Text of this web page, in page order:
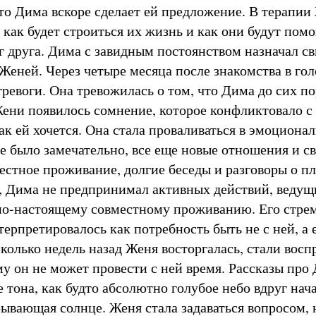
Дима вскоре сделает ей предложение. В
будет строиться их жизнь и как они будут
друга. Дима с завидным постоянством назначал
Через четыре месяца после знакомства в
Она тревожилась о том, что Дима до сих
появилось сомнение, которое конфликтовало
ей хочется. Она стала проваливаться в
было замечательно, все еще новые отношения и
проживание, долгие беседы и разговоры о
Дима не предпринимал активных действий,
настоящему совместному проживанию. Его
как потребность быть не с ней, а
недель назад Женя восторгалась, стали
он не может провести с ней время. Рассказы
как будто абсолютно голубое небо вдруг
солнце. Женя стала задаваться